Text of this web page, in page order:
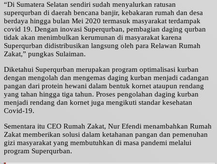
“Di Sumatera Selatan sendiri sudah menyalurkan ratusan
superqurban di daerah bencana banjir, kebakaran rumah dan desa
berdaya hingga bulan Mei 2020 termasuk masyarakat terdampak
covid 19. Dengan inovasi Superqurban, pembagian daging qurban
tidak akan menimbulkan kerumunan di masyarakat karena
Superqurban didistribusikan langsung oleh para Relawan Rumah
Zakat,” pungkas Sulaiman.
Diketahui Superqurban merupakan program optimalisasi kurban
dengan mengolah dan mengemas daging kurban menjadi cadangan
pangan dari protein hewani dalam bentuk kornet ataupun rendang
yang tahan hingga tiga tahun. Proses pengolahan daging kurban
menjadi rendang dan kornet juga mengikuti standar kesehatan
Covid-19.
Sementara itu CEO Rumah Zakat, Nur Efendi menambahkan Rumah
Zakat memberikan solusi dalam ketahanan pangan dan pemenuhan
gizi masyarakat yang membutuhkan di masa pandemi melalui
program Superqurban.